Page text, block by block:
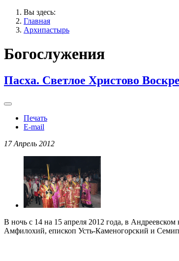
Вы здесь:
Главная
Архипастырь
Богослужения
Пасха. Светлое Христово
Печать
E-mail
17 Апрель 2012
В ночь с 14 на 15 апреля 2012 года, в
Амфилохий, епископ Усть-Каменогорский и